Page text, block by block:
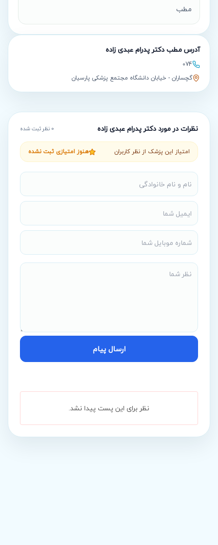
مطب
آدرس مطبدکتر پدرام عبدی زاده
074
گچساران - خیابان دانشگاه مجتمع پزشکی پارسیان
نظرات در مورددکتر پدرام عبدی زاده 0 نظر ثبت شده
امتیاز این پزشک از نظر کاربران هنوز امتیازی ثبت نشده
ارسال پیام
نظر برای این پست پیدا نشد.